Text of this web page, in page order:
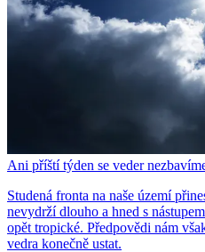
Ani příští týden se veder
Studená fronta na naše území
nevydrží dlouho a hned s
opět tropické. Předpovědi nám
vedra konečně ustat.